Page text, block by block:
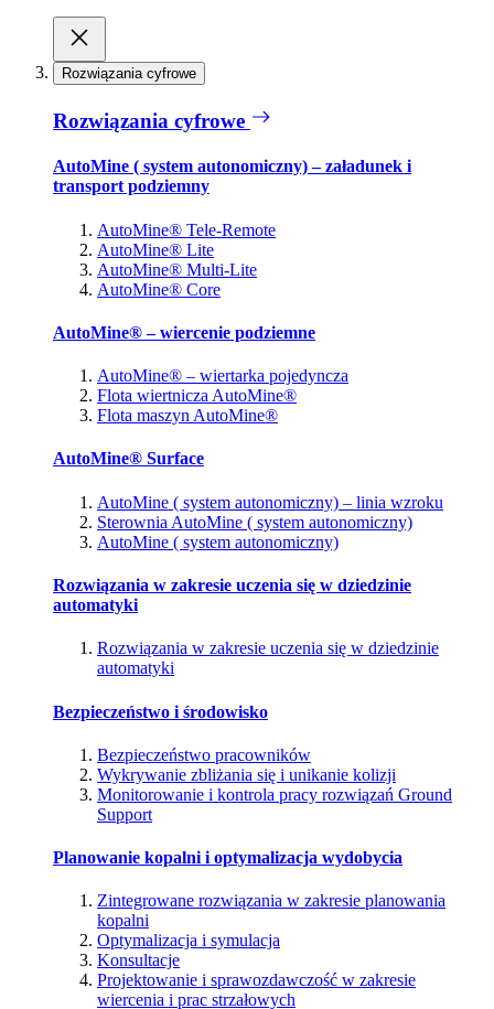
Rozwiązania cyfrowe
Rozwiązania cyfrowe
AutoMine ( system autonomiczny) – załadunek i
transport podziemny
AutoMine® Tele-Remote
AutoMine® Lite
AutoMine® Multi-Lite
AutoMine® Core
AutoMine® – wiercenie podziemne
AutoMine® – wiertarka pojedyncza
Flota wiertnicza AutoMine®
Flota maszyn AutoMine®
AutoMine® Surface
AutoMine ( system autonomiczny) – linia wzroku
Sterownia AutoMine ( system autonomiczny)
AutoMine ( system autonomiczny)
Rozwiązania w zakresie uczenia się w dziedzinie
automatyki
Rozwiązania w zakresie uczenia się w dziedzinie
automatyki
Bezpieczeństwo i środowisko
Bezpieczeństwo pracowników
Wykrywanie zbliżania się i unikanie kolizji
Monitorowanie i kontrola pracy rozwiązań Ground
Support
Planowanie kopalni i optymalizacja wydobycia
Zintegrowane rozwiązania w zakresie planowania
kopalni
Optymalizacja i symulacja
Konsultacje
Projektowanie i sprawozdawczość w zakresie
wiercenia i prac strzałowych